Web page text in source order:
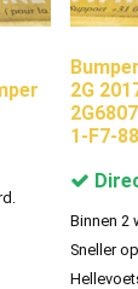
2G
1-F7-
Binnen 2
Sneller